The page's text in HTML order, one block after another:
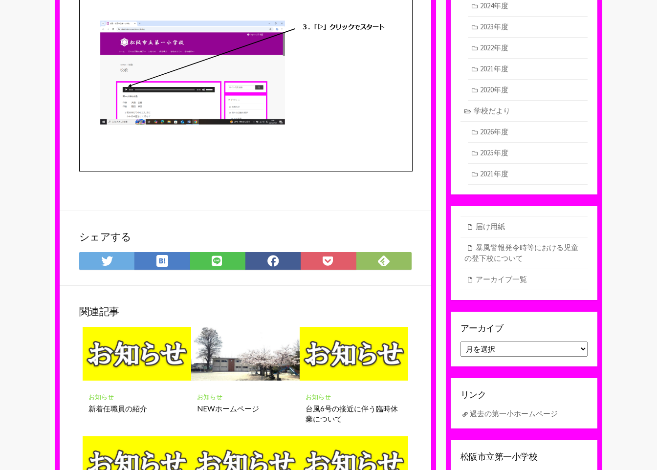
シェアする
Twitter
で
ア
は
て
マ
ー
ク
に
保
LINE
で
Facebook
で
Pocket
に
Feedly
で
関連記事
お知らせ
新着任職員の紹介
お知らせ
NEWホームページ
お知らせ
台風6号の接近に伴う臨時休
業について
2024年度
2023年度
2022年度
2021年度
2020年度
学校だより
2026年度
2025年度
2021年度
届け用紙
暴風警報発令時等における児童
の登下校について
アーカイブ一覧
アーカイブ
ー
カ
イ
リンク
過去の第一小ホームページ
松阪市立第一小学校